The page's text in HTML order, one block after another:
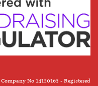
No 14120163 - Registered